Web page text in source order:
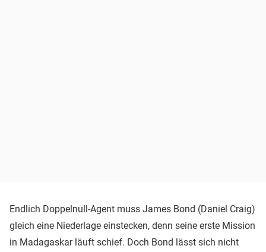
Endlich Doppelnull-Agent muss James Bond (Daniel Craig)
gleich eine Niederlage einstecken, denn seine erste Mission
in Madagaskar läuft schief. Doch Bond lässt sich nicht